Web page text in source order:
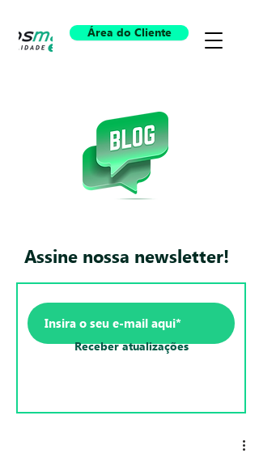
Área do Cliente
Assine nossa newsletter!
Receber atualizações